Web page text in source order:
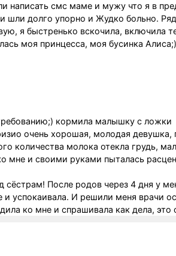
написать смс маме и мужу что я в
шли долго упорно и Жудко больно.
я быстренько вскочила, включила
моя принцесса, моя бусинка Алиса;)
кормила малышку с ложки
очень хорошая, молодая
количества молока отекла грудь,
мне и своими руками пыталась
После родов через 4 дня у
успокаивала. И решили меня врачи
ко мне и спрашивала как дела, это